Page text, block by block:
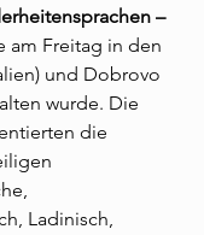
–
am Freitag in den
und Dobrovo
wurde. Die
die
Ladinisch,